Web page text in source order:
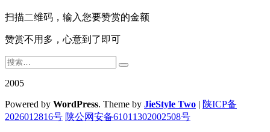
扫描二维码，输入您要赞赏的金额
赞赏不用多，心意到了即可
2005
Powered by WordPress. Theme by JieStyle Two | 陕ICP备
2026012816号 陕公网安备61011302002508号